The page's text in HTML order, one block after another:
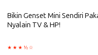
Bikin Genset Mini Sendiri
Nyalain TV & HP!